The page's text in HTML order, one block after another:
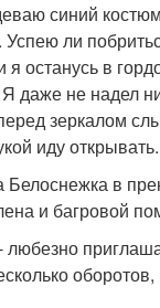
синий
ли
я останусь в
Я даже не надел
зеркалом
иду открывать.
Белоснежка в
и багровой